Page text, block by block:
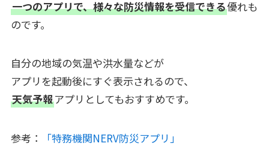
一つのアプリで、様々な防災情報を受信できる優れも
のです。
自分の地域の気温や洪水量などが
アプリを起動後にすぐ表示されるので、
天気予報アプリとしてもおすすめです。
参考： 「特務機関NERV防災アプリ」